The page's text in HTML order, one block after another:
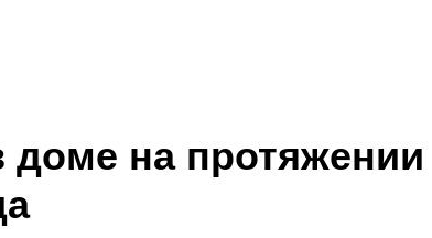
доме на протяжении